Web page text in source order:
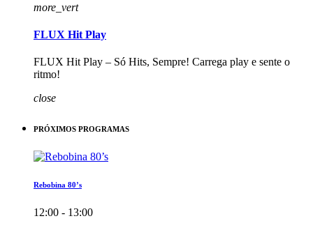
more_vert
FLUX Hit Play
FLUX Hit Play – Só Hits, Sempre! Carrega play e sente o
ritmo!
close
PRÓXIMOS PROGRAMAS
Rebobina 80’s
12:00 - 13:00